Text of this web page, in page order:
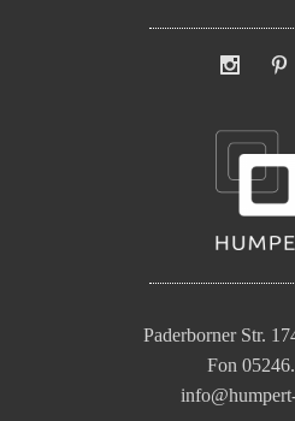
Paderborner Str.
Fon